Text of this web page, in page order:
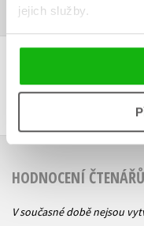
jejich služby.
DALŠÍ TITULY Z
HODNOCENÍ ČTENÁŘŮ
V současné době nejsou